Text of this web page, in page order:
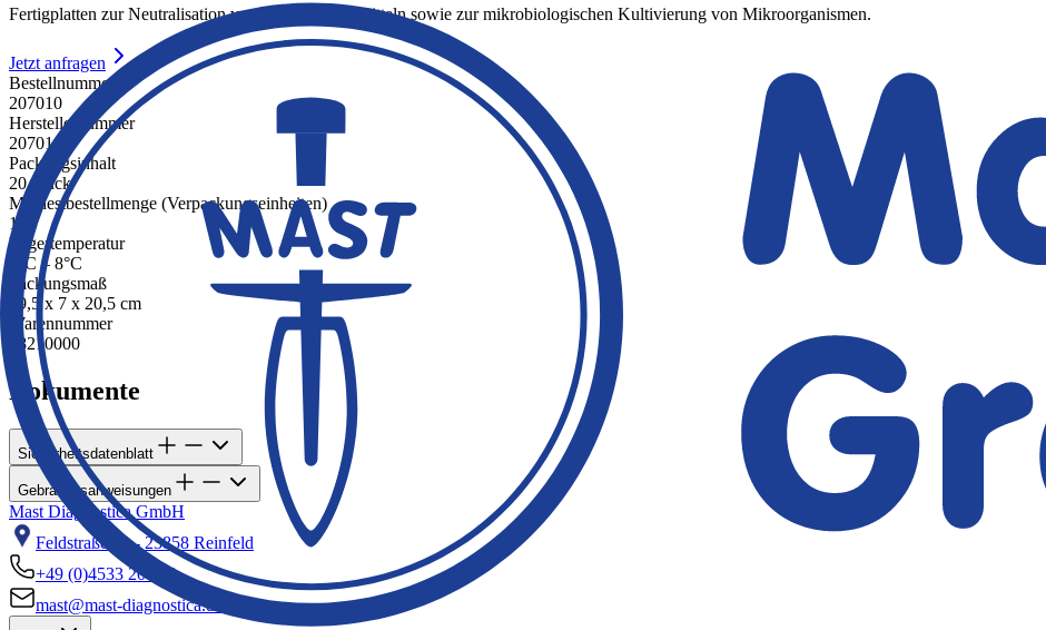
Fertigplatten zur Neutralisation von Desinfektionsmitteln sowie zur mikrobiologischen Kultivierung von Mikroorganismen.
Jetzt anfragen
Bestellnummer
207010
Herstellernummer
207010
Packungsinhalt
20 Stück
Mindestbestellmenge (Verpackungseinheiten)
1
Lagertemperatur
2°C – 8°C
Packungsmaß
19,5 x 7 x 20,5 cm
Warennummer
38210000
Dokumente
Sicherheitsdatenblatt
Gebrauchsanweisungen
Mast Diagnostica GmbH
Feldstraße 20 - 23858 Reinfeld
+49 (0)4533 2007 0
mast@mast-diagnostica.de